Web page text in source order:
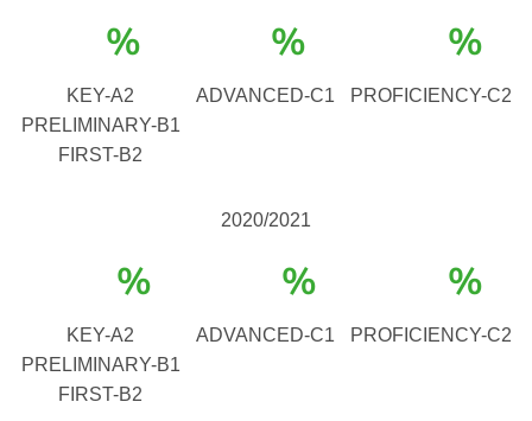
%
KEY-A2
PRELIMINARY-B1
FIRST-B2
%
ADVANCED-C1
%
PROFICIENCY-C2
2020/2021
%
KEY-A2
PRELIMINARY-B1
FIRST-B2
%
ADVANCED-C1
%
PROFICIENCY-C2